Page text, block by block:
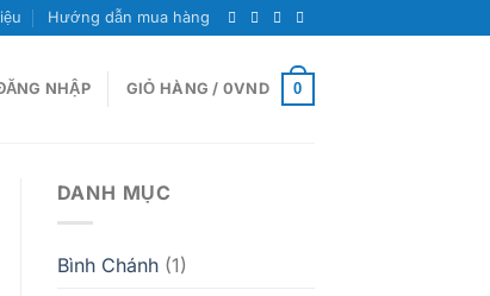
Hướng dẫn mua hàng
NHẬP GIỎ HÀNG / 0VND 0
DANH MỤC
Bình Chánh(1)